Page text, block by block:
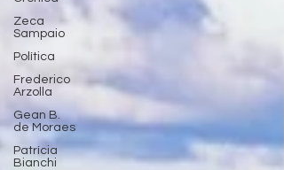
Zeca
Sampaio
Política
Frederico
Arzolla
Gean B.
de Moraes
Patrícia
Bianchi